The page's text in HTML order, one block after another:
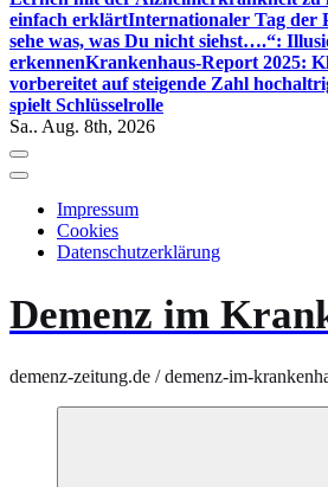
einfach erklärtInternationaler Tag der
sehe was, was Du nicht siehst….“:
erkennenKrankenhaus-Report 2025:
vorbereitet auf steigende Zahl
spielt Schlüsselrolle
Sa.. Aug. 8th, 2026
Impressum
Cookies
Datenschutzerklärung
Demenz im
demenz-zeitung.de / demenz-im-